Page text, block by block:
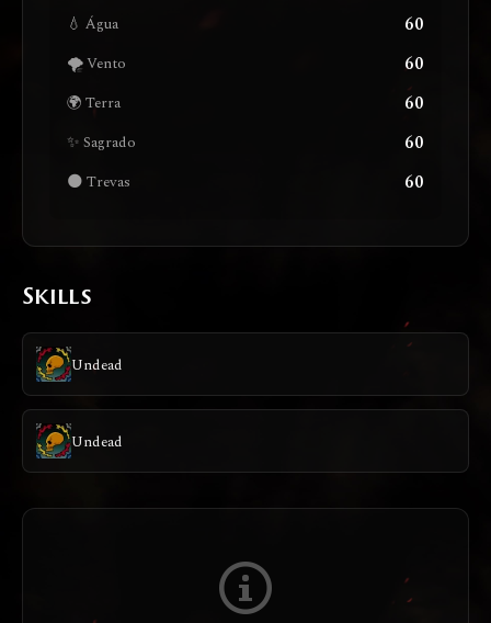
💧 Água 60
🌪️ Vento 60
🌍 Terra 60
✨ Sagrado 60
🌑 Trevas 60
Skills
Undead
Undead